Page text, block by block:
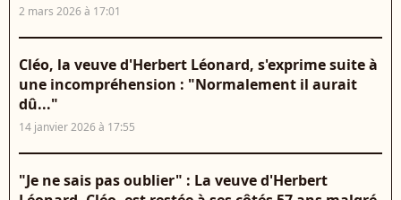
2 mars 2026 à 17:01
Cléo, la veuve d'Herbert Léonard, s'exprime suite à
une incompréhension : "Normalement il aurait
dû..."
14 janvier 2026 à 17:55
"Je ne sais pas oublier" : La veuve d'Herbert